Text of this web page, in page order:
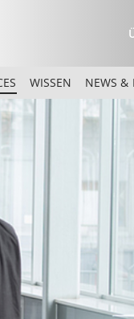
WISSEN NEWS &